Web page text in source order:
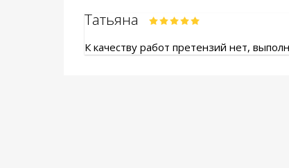
Татьяна
К качеству работ претензий нет,